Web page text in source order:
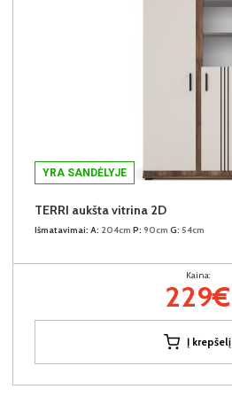
YRA SANDĖLYJE
TERRI aukšta vitrina 2D
Išmatavimai: A: 204cm P: 90cm G: 54cm
Kaina:
229€
Į krepšelį